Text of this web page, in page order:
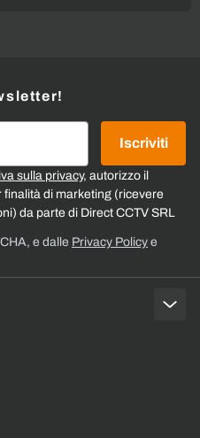
sulla privacy, autorizzo il
di marketing (ricevere
da parte di Direct CCTV SRL
Iscriviti
e dalle Privacy Policy e